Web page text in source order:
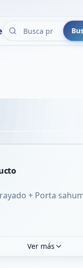
+ Porta
Ver más